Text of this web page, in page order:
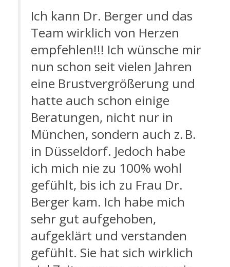
Ich kann Dr. Berger und das
Team wirklich von Herzen
empfehlen!!! Ich wünsche mir
nun schon seit vielen Jahren
eine Brustvergrößerung und
hatte auch schon einige
Beratungen, nicht nur in
München, sondern auch z. B.
in Düsseldorf. Jedoch habe
ich mich nie zu 100% wohl
gefühlt, bis ich zu Frau Dr.
Berger kam. Ich habe mich
sehr gut aufgehoben,
aufgeklärt und verstanden
gefühlt. Sie hat sich wirklich